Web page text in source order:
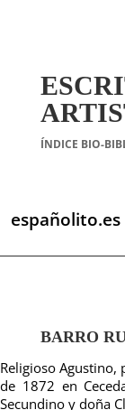
ÍNDICE BIO-
españolito.es
BARRO
Religioso
de 1872 en
Secundino y doña